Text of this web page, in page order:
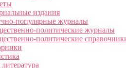
издания
популярные журналы
политические журналы
политические